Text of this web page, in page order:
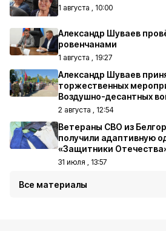
1 августа , 10:00
Александр Шуваев
ровенчанами
1 августа , 19:27
Александр Шуваев
торжественных
Воздушно-десантных
2 августа , 12:54
Ветераны СВО из
получили адаптивную
«Защитники
31 июля , 13:57
Все материалы